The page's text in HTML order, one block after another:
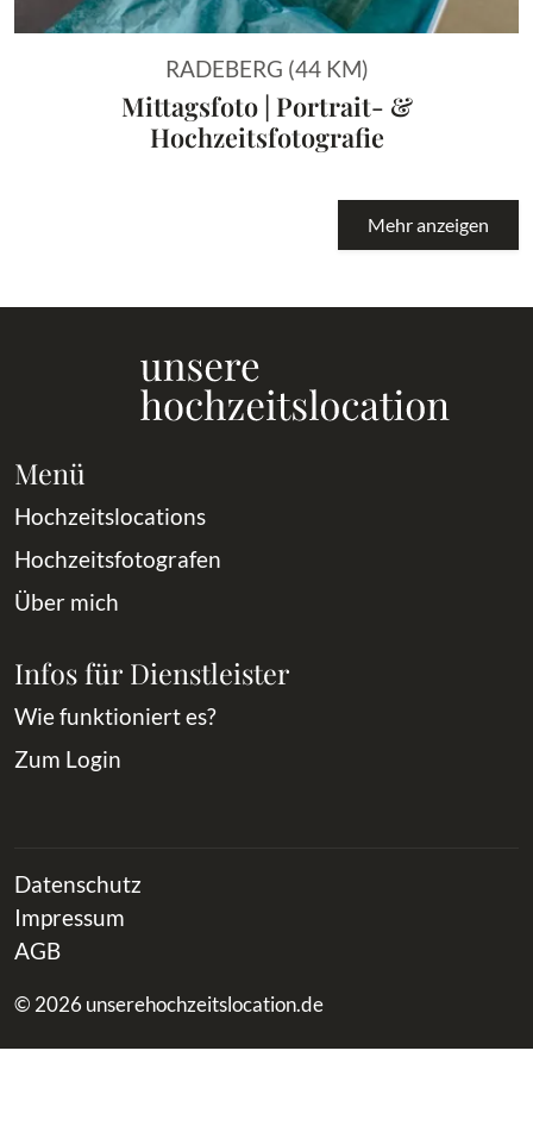
RADEBERG (44 KM)
Mittagsfoto | Portrait- &
Hochzeitsfotografie
Mehr anzeigen
Menü
Hochzeitslocations
Hochzeitsfotografen
Über mich
Infos für Dienstleister
Wie funktioniert es?
Zum Login
Datenschutz
Impressum
AGB
© 2026 unserehochzeitslocation.de